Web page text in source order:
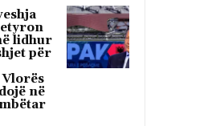
lidhur
për
në